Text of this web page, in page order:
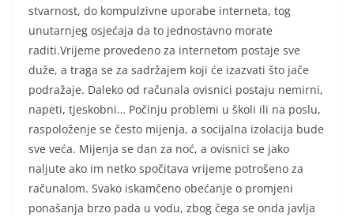
stvarnost, do kompulzivne uporabe interneta, tog
unutarnjeg osjećaja da to jednostavno morate
raditi.Vrijeme provedeno za internetom postaje sve
duže, a traga se za sadržajem koji će izazvati što jače
podražaje. Daleko od računala ovisnici postaju nemirni,
napeti, tjeskobni… Počinju problemi u školi ili na poslu,
raspoloženje se često mijenja, a socijalna izolacija bude
sve veća. Mijenja se dan za noć, a ovisnici se jako
naljute ako im netko spočitava vrijeme potrošeno za
računalom. Svako iskamčeno obećanje o promjeni
ponašanja brzo pada u vodu, zbog čega se onda javlja